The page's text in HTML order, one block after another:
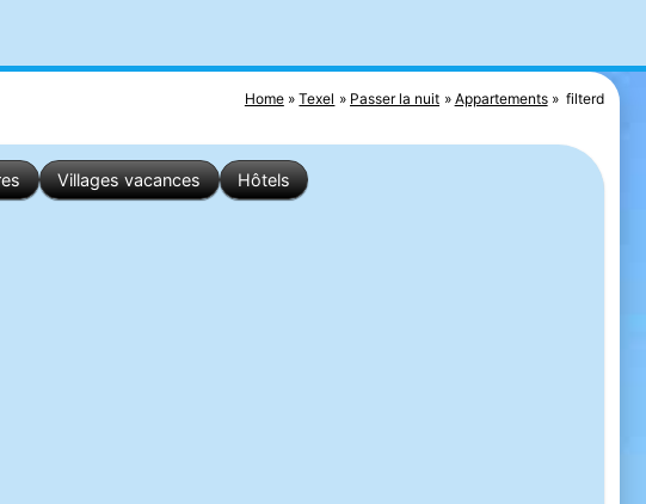
Home Texel Passer la nuit Appartements filterd
Villages vacances Hôtels